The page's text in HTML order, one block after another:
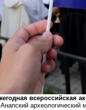
всероссийская